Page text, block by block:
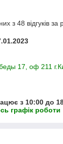
з 48 відгуків за
17, оф 211
з 10:00 до
графік роботи